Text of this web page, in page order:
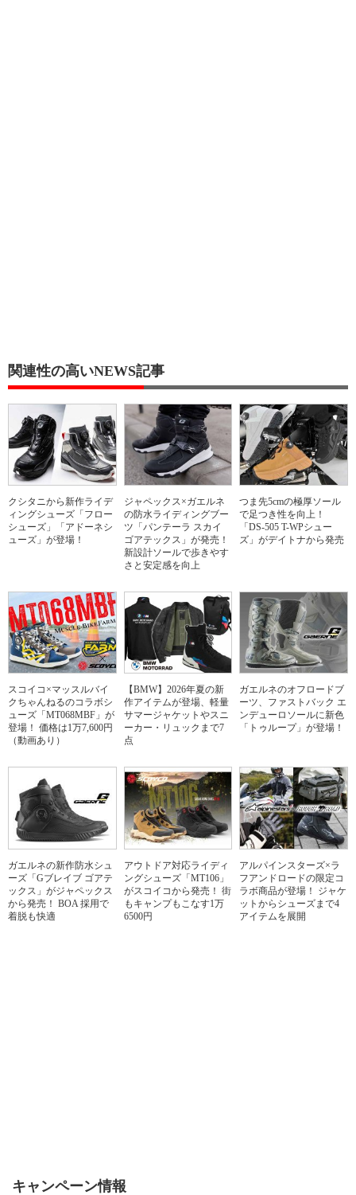
関連性の高いNEWS記事
クシタニから新作ライデ
ィングシューズ「フロー
シューズ」「アドーネシ
ューズ」が登場！
ジャペックス×ガエルネ
の防水ライディングブー
ツ「パンテーラ スカイ
ゴアテックス」が発売！
新設計ソールで歩きやす
さと安定感を向上
つま先5cmの極厚ソール
で足つき性を向上！
「DS-505 T-WPシュー
ズ」がデイトナから発売
スコイコ×マッスルバイ
クちゃんねるのコラボシ
ューズ「MT068MBF」が
登場！ 価格は1万7,600円
（動画あり）
【BMW】2026年夏の新
作アイテムが登場、軽量
サマージャケットやスニ
ーカー・リュックまで7
点
ガエルネのオフロードブ
ーツ、ファストバック エ
ンデューロソールに新色
「トゥループ」が登場！
ガエルネの新作防水シュ
ーズ「Gブレイブ ゴアテ
ックス」がジャペックス
から発売！ BOA 採用で
着脱も快適
アウトドア対応ライディ
ングシューズ「MT106」
がスコイコから発売！ 街
もキャンプもこなす1万
6500円
アルパインスターズ×ラ
フアンドロードの限定コ
ラボ商品が登場！ ジャケ
ットからシューズまで4
アイテムを展開
キャンペーン情報